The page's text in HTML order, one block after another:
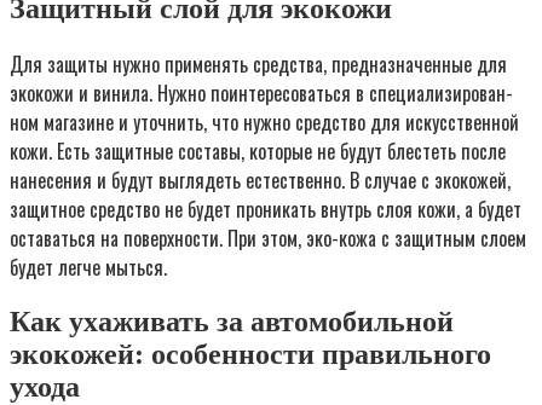
Защитный слой для экокожи
Для защи­ты нуж­но при­ме­нять сред­ства, пред­на­зна­чен­ные для
эко­ко­жи и вини­ла. Нуж­но поин­те­ре­со­вать­ся в спе­ци­а­ли­зи­ро­ван­
ном мага­зине и уточ­нить, что нуж­но сред­ство для искус­ствен­ной
кожи. Есть защит­ные соста­вы, кото­рые не будут бле­стеть после
нане­се­ния и будут выгля­деть есте­ствен­но. В слу­чае с эко­ко­жей,
защит­ное сред­ство не будет про­ни­кать внутрь слоя кожи, а будет
оста­вать­ся на поверх­но­сти. При этом, эко-кожа с защит­ным сло­ем
будет лег­че мыть­ся.
Как ухаживать за автомобильной
экокожей: особенности правильного
ухода